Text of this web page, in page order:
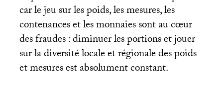
car le jeu sur les poids, les mesures, les
contenances et les monnaies sont au cœur
des fraudes : diminuer les portions et jouer
sur la diversité locale et régionale des poids
et mesures est absolument constant.